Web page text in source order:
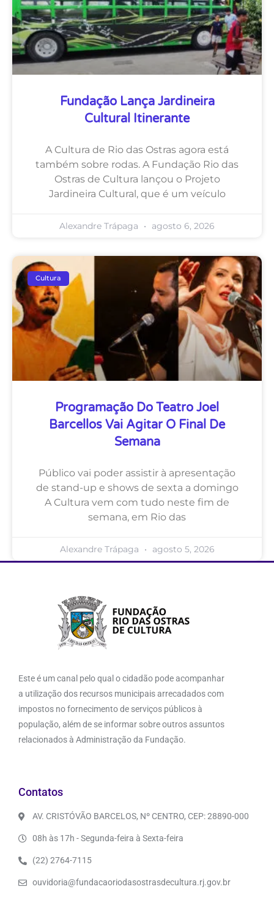
Fundação Lança Jardineira
Cultural Itinerante
A Cultura de Rio das Ostras agora está
também sobre rodas. A Fundação Rio das
Ostras de Cultura lançou o Projeto
Jardineira Cultural, que é um veículo
Alexandre Trápaga agosto 6, 2026
Cultura
Programação Do Teatro Joel
Barcellos Vai Agitar O Final De
Semana
Público vai poder assistir à apresentação
de stand-up e shows de sexta a domingo
A Cultura vem com tudo neste fim de
semana, em Rio das
Alexandre Trápaga agosto 5, 2026
Este é um canal pelo qual o cidadão pode acompanhar
a utilização dos recursos municipais arrecadados com
impostos no fornecimento de serviços públicos à
população, além de se informar sobre outros assuntos
relacionados à Administração da Fundação.
Contatos
AV. CRISTÓVÃO BARCELOS, Nº CENTRO, CEP: 28890-000
08h às 17h - Segunda-feira à Sexta-feira
(22) 2764-7115
ouvidoria@fundacaoriodasostrasdecultura.rj.gov.br